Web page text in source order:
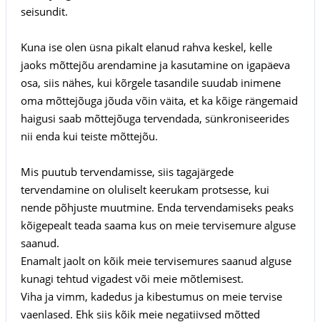
seisundit.
Kuna ise olen üsna pikalt elanud rahva keskel, kelle
jaoks mõttejõu arendamine ja kasutamine on igapäeva
osa, siis nähes, kui kõrgele tasandile suudab inimene
oma mõttejõuga jõuda võin väita, et ka kõige rängemaid
haigusi saab mõttejõuga tervendada, sünkroniseerides
nii enda kui teiste mõttejõu.
Mis puutub tervendamisse, siis tagajärgede
tervendamine on oluliselt keerukam protsesse, kui
nende põhjuste muutmine. Enda tervendamiseks peaks
kõigepealt teada saama kus on meie tervisemure alguse
saanud.
Enamalt jaolt on kõik meie tervisemures saanud alguse
kunagi tehtud vigadest või meie mõtlemisest.
Viha ja vimm, kadedus ja kibestumus on meie tervise
vaenlased. Ehk siis kõik meie negatiivsed mõtted